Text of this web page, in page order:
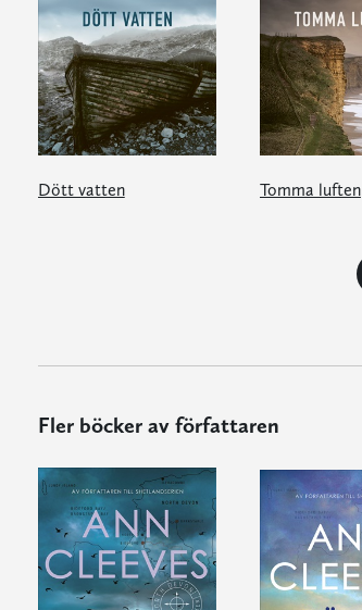
Dött vatten Tomma luften
Fler böcker av författaren